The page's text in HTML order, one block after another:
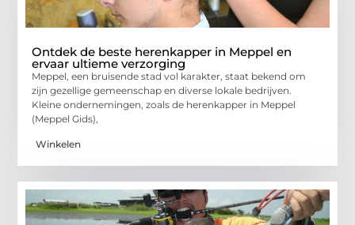
Ontdek de beste herenkapper in Meppel en
ervaar ultieme verzorging
Meppel, een bruisende stad vol karakter, staat bekend om
zijn gezellige gemeenschap en diverse lokale bedrijven.
Kleine ondernemingen, zoals de herenkapper in Meppel
(Meppel Gids),
Winkelen